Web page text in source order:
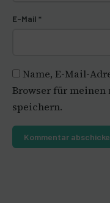
E-Mail *
Name, E-Mail-
Browser für meinen
speichern.